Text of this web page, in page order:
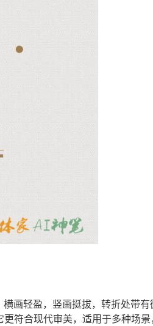
画轻盈，竖画挺拔，转折处带
符合现代审美，适用于多种场